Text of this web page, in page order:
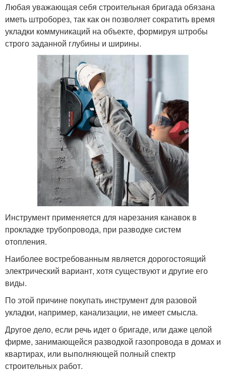
Любая уважающая себя строительная бригада обязана
иметь штроборез, так как он позволяет сократить время
укладки коммуникаций на объекте, формируя штробы
строго заданной глубины и ширины.
Инструмент применяется для нарезания канавок в
прокладке трубопровода, при разводке систем
отопления.
Наиболее востребованным является дорогостоящий
электрический вариант, хотя существуют и другие его
виды.
По этой причине покупать инструмент для разовой
укладки, например, канализации, не имеет смысла.
Другое дело, если речь идет о бригаде, или даже целой
фирме, занимающейся разводкой газопровода в домах и
квартирах, или выполняющей полный спектр
строительных работ.